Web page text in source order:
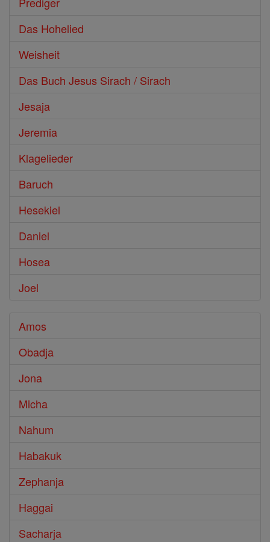
Das Hohelied
Weisheit
Das Buch Jesus Sirach / Sirach
Jesaja
Jeremia
Klagelieder
Baruch
Hesekiel
Daniel
Hosea
Joel
Amos
Obadja
Jona
Micha
Nahum
Habakuk
Zephanja
Haggai
Sacharja